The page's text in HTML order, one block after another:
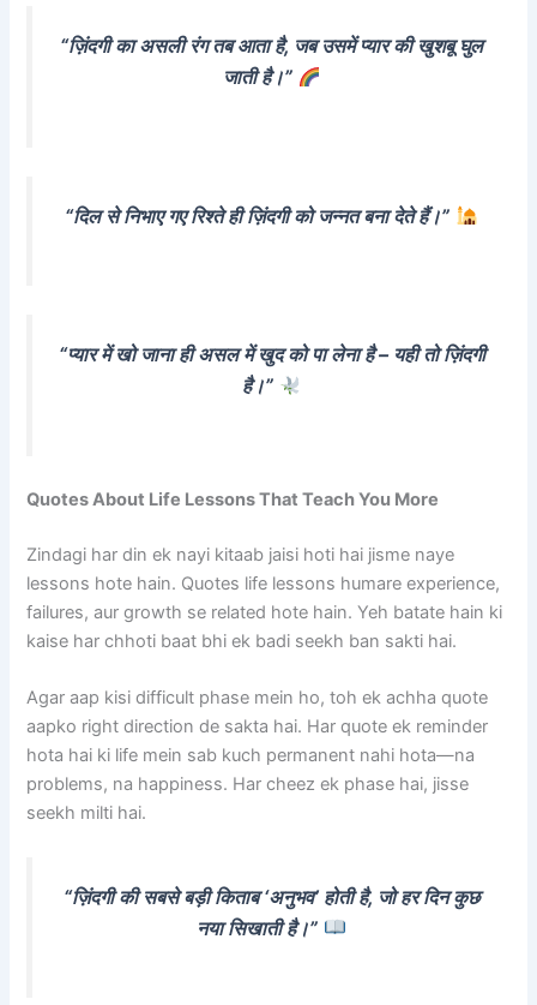
“ज़िंदगी का असली रंग तब आता है, जब उसमें प्यार की खुशबू घुल
जाती है।”
“दिल से निभाए गए रिश्ते ही ज़िंदगी को जन्नत बना देते हैं।”
“प्यार में खो जाना ही असल में खुद को पा लेना है – यही तो ज़िंदगी
है।”
Quotes About Life Lessons That Teach You More
Zindagi har din ek nayi kitaab jaisi hoti hai jisme naye
lessons hote hain. Quotes life lessons humare experience,
failures, aur growth se related hote hain. Yeh batate hain ki
kaise har chhoti baat bhi ek badi seekh ban sakti hai.
Agar aap kisi difficult phase mein ho, toh ek achha quote
aapko right direction de sakta hai. Har quote ek reminder
hota hai ki life mein sab kuch permanent nahi hota—na
problems, na happiness. Har cheez ek phase hai, jisse
seekh milti hai.
“ज़िंदगी की सबसे बड़ी किताब ‘अनुभव’ होती है, जो हर दिन कुछ
नया सिखाती है।”